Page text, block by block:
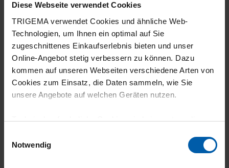
Diese Webseite verwendet Cookies
TRIGEMA verwendet Cookies und ähnliche Web-
Technologien, um Ihnen ein optimal auf Sie
zugeschnittenes Einkaufserlebnis bieten und unser
Online-Angebot stetig verbessern zu können. Dazu
kommen auf unseren Webseiten verschiedene Arten von
Cookies zum Einsatz, die Daten sammeln, wie Sie
unsere Angebote auf welchen Geräten nutzen.
Technisch erforderliche Cookies sind eine notwendige
grundlegende Funktionen wie etwa zur Auswahl und
Notwendig
Es wirkt elegant, ist super kombinierbar zu
Rock und Hose. Auch für Jüngere geeignet.
Angenehm auf der Haut zu tragen.
5
Sehr schöne Jacke, passt perfekt. Finde sie